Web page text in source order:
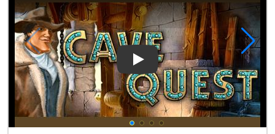
Play Video: Cave Quest